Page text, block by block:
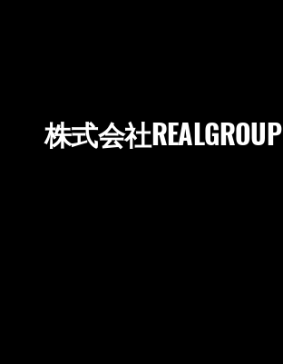
株式会社REALGROUP